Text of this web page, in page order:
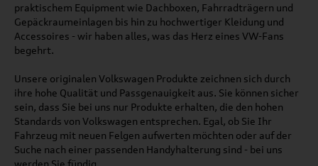
praktischem Equipment wie Dachboxen, Fahrradträgern und
Gepäckraumeinlagen bis hin zu hochwertiger Kleidung und
Accessoires - wir haben alles, was das Herz eines VW-Fans
begehrt.
Unsere originalen Volkswagen Produkte zeichnen sich durch
ihre hohe Qualität und Passgenauigkeit aus. Sie können sicher
sein, dass Sie bei uns nur Produkte erhalten, die den hohen
Standards von Volkswagen entsprechen. Egal, ob Sie Ihr
Fahrzeug mit neuen Felgen aufwerten möchten oder auf der
Suche nach einer passenden Handyhalterung sind - bei uns
werden Sie fündig.